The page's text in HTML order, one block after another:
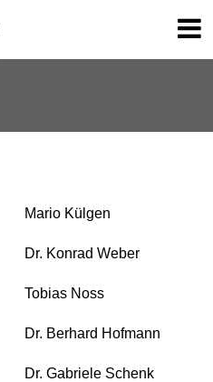
Mario Külgen
Dr. Konrad Weber
Tobias Noss
Dr. Berhard Hofmann
Dr. Gabriele Schenk